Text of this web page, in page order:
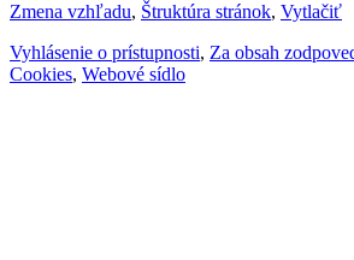
Zmena vzhľadu, Štruktúra stránok, Vytlačiť
Vyhlásenie o prístupnosti, Za obsah
Cookies, Webové sídlo